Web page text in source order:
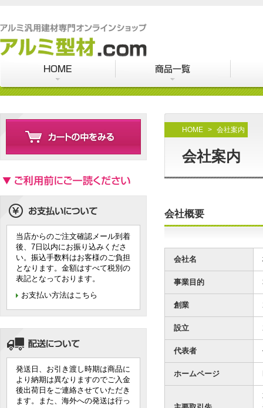
HOME > 会社案内
会社案内
会社概要
会社名
事業目的
創業
設立
代表者
ホームページ
当店からのご注文確認メール到着
後、7日以内にお振り込みくださ
い。振込手数料はお客様のご負担
となります。金額はすべて税別の
表記となっております。
お支払い方法はこちら
発送日、お引き渡し時期は商品に
より納期は異なりますのでご入金
後出荷日をご連絡させていただき
ます。また、海外への発送は行っ